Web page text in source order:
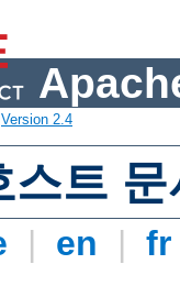
Version 2.4
스트 문
| en |